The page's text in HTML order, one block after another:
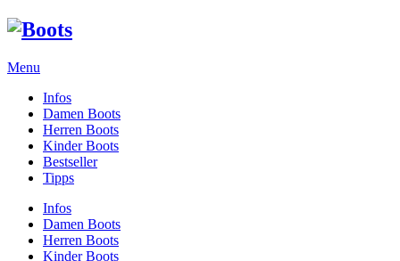
Menu
Infos
Damen Boots
Herren Boots
Kinder Boots
Bestseller
Tipps
Infos
Damen Boots
Herren Boots
Kinder Boots